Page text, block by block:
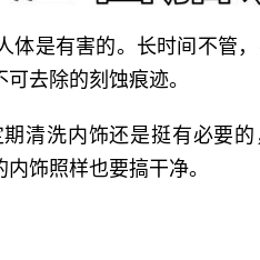
体是有害的。长时间不管
去除的刻蚀痕迹。
清洗内饰还是挺有必要
饰照样也要搞干净。